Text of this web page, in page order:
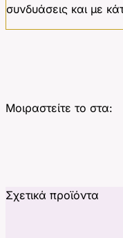
συνδυάσεις και με
Μοιραστείτε το στα:
Σχετικά προϊόντα